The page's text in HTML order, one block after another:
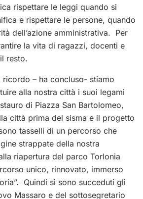
rispettare le leggi quando si
e rispettare le persone, quando
dell’azione amministrativa. Per
la vita di ragazzi, docenti e
resto.
– ha concluso- stiamo
alla nostra città i suoi legami
di Piazza San Bartolomeo,
città prima del sisma e il progetto
tasselli di un percorso che
strappate della nostra
riapertura del parco Torlonia
unico, rinnovato, immerso
Quindi si sono succeduti gli
Massaro e del sottosegretario